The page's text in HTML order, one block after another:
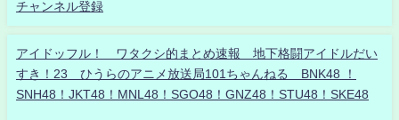
チャンネル登録
アイドッフル！ ワタクシ的まとめ速報 地下格闘アイドルだい
すき！23 ひうらのアニメ放送局101ちゃんねる BNK48 ！
SNH48！JKT48！MNL48！SGO48！GNZ48！STU48！SKE48